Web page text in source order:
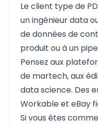
Le client type de
un ingénieur data
de données de
produit ou à un
Pensez aux
de martech, aux
data science. Des
Workable et eBay
Si vous êtes